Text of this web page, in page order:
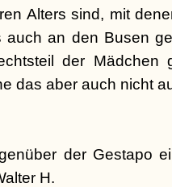
Alters sind, mit
an den Busen
der Mädchen
das aber auch nicht
der Gestapo
H.